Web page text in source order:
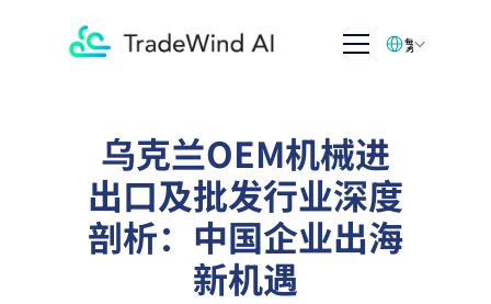
乌克兰OEM机械进
出口及批发行业深度
剖析：中国企业出海
新机遇
繁体中文